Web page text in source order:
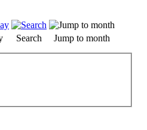
Search
Jump to month